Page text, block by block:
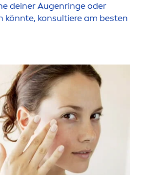
deiner Augenringe oder
könnte, konsultiere am besten